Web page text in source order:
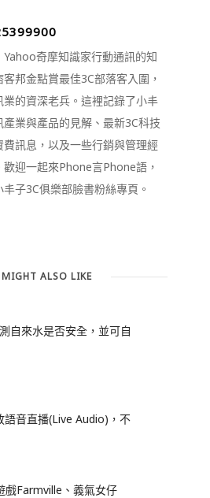
Yahoo奇摩知識家行動通訊的知
邦金點賞最佳3C部落客入圍，
業的資深老兵。這裡記錄了小丰
產業與產品的見解、最新3C科技
費訊息，以及一些行銷與管理經
歡迎一起來Phone言Phone語，
丰子3C俱樂部臉書粉絲專頁。
ALSO LIKE
自來水是否安全，並可自
音直播(Live Audio)，不
戲Farmville、義氣女仔